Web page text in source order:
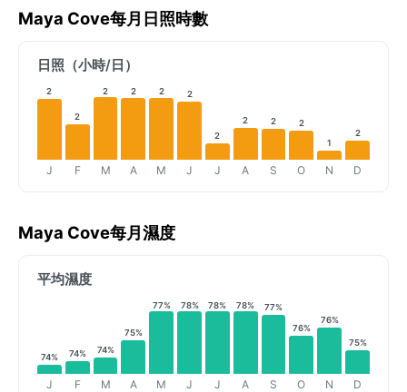
Maya Cove每月日照時數
日照（小時/日）
2
J
2
F
2
M
2
A
2
M
2
J
2
J
2
A
2
S
2
O
1
N
2
D
Maya Cove每月濕度
平均濕度
74%
J
74%
F
74%
M
75%
A
77%
M
78%
J
78%
J
78%
A
77%
S
76%
O
76%
N
75%
D